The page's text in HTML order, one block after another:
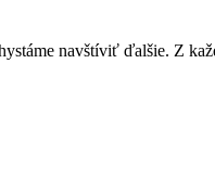
navštíviť ďalšie. Z